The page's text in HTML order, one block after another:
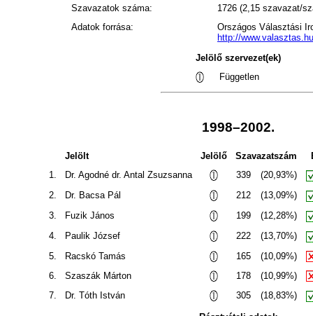
Szavazatok száma:
1726 (2,15 szavazat/
Adatok forrása:
Országos Választási
http://
Jelölő szervezet(ek)
Független
1998–2002.
Jelölt Jelölő Szavazatszám
1.
Dr. Agodné dr. Antal Zsuzsanna 339
(20,93%)
2.
Dr. Bacsa Pál 212
(13,09%)
3.
Fuzik János 199
(12,28%)
4.
Paulik József 222
(13,70%)
5.
Racskó Tamás 165
(10,09%)
6.
Szaszák Márton 178
(10,99%)
7.
Dr. Tóth István 305 (18,83%)